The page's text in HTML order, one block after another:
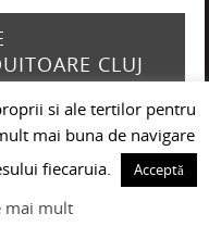
CLUJ
si ale tertilor pentru
mai buna de navigare
fiecaruia.
Acceptă
mai mult